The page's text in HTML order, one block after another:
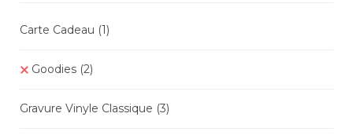
MON COMPTE
Carte Cadeau (1)
Goodies (2)
Gravure Vinyle Classique (3)